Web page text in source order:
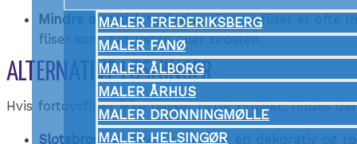
MALER FREDERIKSBERG
MALER FANØ
MALER ÅLBORG
MALER ÅRHUS
MALER DRONNINGMØLLE
MALER HELSINGØR
Mindre æstetisk variation: Fortovsfliser er ofte
fliser som natursten eller brosten.
ALTERNATIVE LØSNINGER
Hvis fortovsfliser ikke passer til dit projekt, findes
Slotsbrosten: Slotsbrosten er en dekorativ og